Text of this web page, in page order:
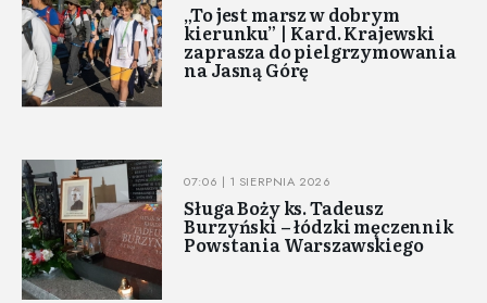
„To jest marsz w dobrym
kierunku” | Kard. Krajewski
zaprasza do pielgrzymowania
na Jasną Górę
07:06 | 1 SIERPNIA 2026
Sługa Boży ks. Tadeusz
Burzyński – łódzki męczennik
Powstania Warszawskiego